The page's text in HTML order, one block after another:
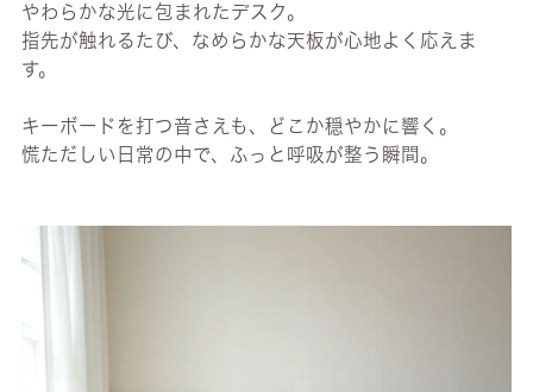
やわらかな光に包まれたデスク。
指先が触れるたび、なめらかな天板が心地よく応えま
す。
キーボードを打つ音さえも、どこか穏やかに響く。
慌ただしい日常の中で、ふっと呼吸が整う瞬間。